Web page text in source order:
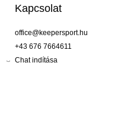
Kapcsolat
office@keepersport.hu
+43 676 7664611
Chat indítása